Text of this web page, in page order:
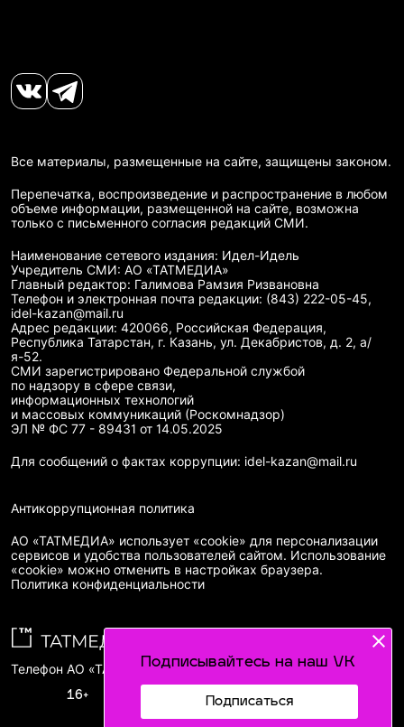
Подписывайтесь на наш VK
Подписаться
Все материалы, размещенные на сайте, защищены законом.
Перепечатка, воспроизведение и распространение в любом
объеме информации, размещенной на сайте, возможна
только с письменного согласия редакций СМИ.
Наименование сетевого издания: Идел-Идель
Учредитель СМИ: АО «ТАТМЕДИА»
Главный редактор: Галимова Рамзия Ризвановна
Телефон и электронная почта редакции: (843) 222-05-45,
idel-kazan@mail.ru
Адрес редакции: 420066, Российская Федерация,
Республика Татарстан, г. Казань, ул. Декабристов, д. 2, а/
я-52.
СМИ зарегистрировано Федеральной службой
по надзору в сфере связи,
информационных технологий
и массовых коммуникаций (Роскомнадзор)
ЭЛ № ФС 77 - 89431 от 14.05.2025
Для сообщений о фактах коррупции: idel-kazan@mail.ru
Антикоррупционная политика
АО «ТАТМЕДИА» использует «cookie» для персонализации
сервисов и удобства пользователей сайтом. Использование
«cookie» можно отменить в настройках браузера.
Политика конфиденциальности
Телефон АО «ТАТМЕДИА»:(843) 222 09 84
16+